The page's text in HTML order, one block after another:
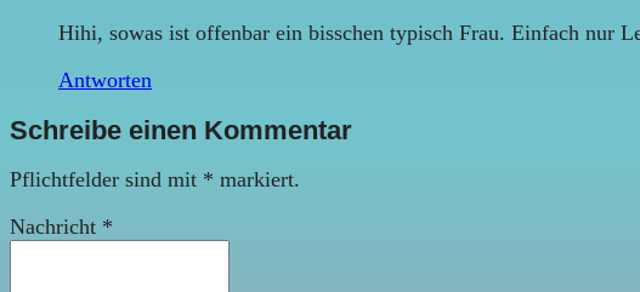
Hihi, sowas ist offenbar ein bisschen typisch Frau. Einfach nur
Antworten
Schreibe einen Kommentar
Pflichtfelder sind mit * markiert.
Nachricht *